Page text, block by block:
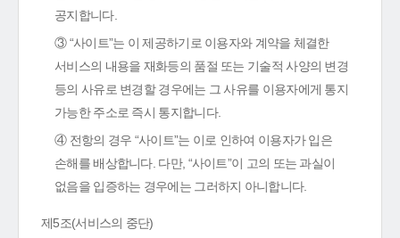
공지합니다.
③ “사이트”는 이 제공하기로 이용자와 계약을 체결한
서비스의 내용을 재화등의 품절 또는 기술적 사양의 변경
등의 사유로 변경할 경우에는 그 사유를 이용자에게 통지
가능한 주소로 즉시 통지합니다.
④ 전항의 경우 “사이트”는 이로 인하여 이용자가 입은
손해를 배상합니다. 다만, “사이트”이 고의 또는 과실이
없음을 입증하는 경우에는 그러하지 아니합니다.
제5조(서비스의 중단)